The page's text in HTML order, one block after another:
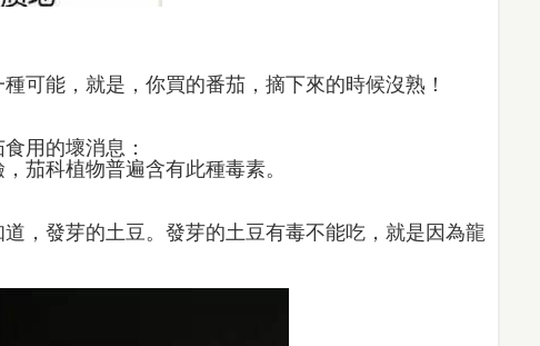
可能，就是，你買的番茄，摘下來的時候沒熟！
用的壞消息：
茄科植物普遍含有此種毒素。
，發芽的土豆。發芽的土豆有毒不能吃，就是因為龍